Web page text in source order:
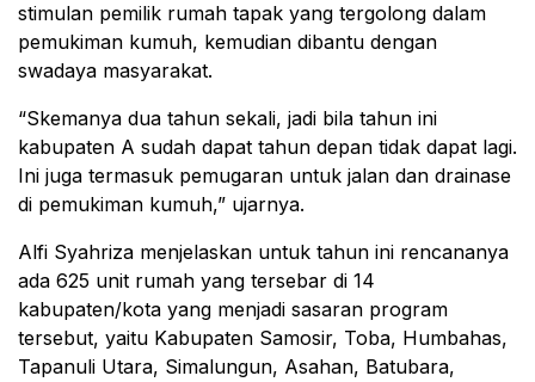
stimulan pemilik rumah tapak yang tergolong dalam
pemukiman kumuh, kemudian dibantu dengan
swadaya masyarakat.
“Skemanya dua tahun sekali, jadi bila tahun ini
kabupaten A sudah dapat tahun depan tidak dapat lagi.
Ini juga termasuk pemugaran untuk jalan dan drainase
di pemukiman kumuh,” ujarnya.
Alfi Syahriza menjelaskan untuk tahun ini rencananya
ada 625 unit rumah yang tersebar di 14
kabupaten/kota yang menjadi sasaran program
tersebut, yaitu Kabupaten Samosir, Toba, Humbahas,
Tapanuli Utara, Simalungun, Asahan, Batubara,